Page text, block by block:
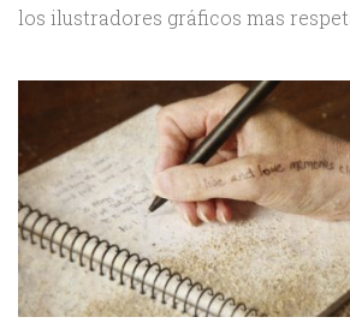
los ilustradores gráficos mas